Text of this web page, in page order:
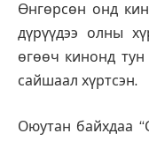
Өнгөрсөн онд
дүрүүдээ олны
өгөөч кинонд
сайшаал хүртсэн.
Оюутан байхдаа